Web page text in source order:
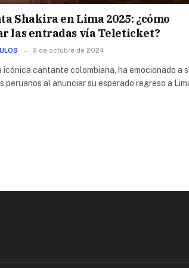
Shakira en Lima 2025: ¿cómo
las entradas vía Teleticket?
9 de octubre de 2024
icónica cantante colombiana, ha emocionado a
peruanos al anunciar su esperado regreso a